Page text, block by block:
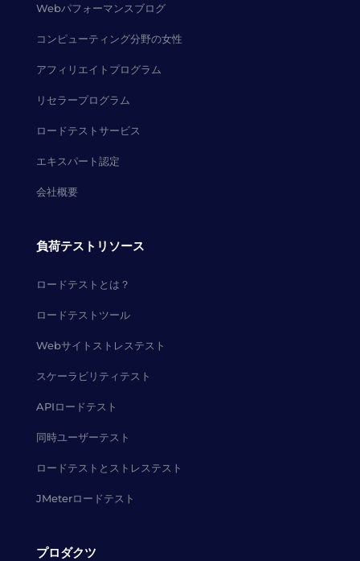
Webパフォーマンスブログ
コンピューティング分野の女性
アフィリエイトプログラム
リセラープログラム
ロードテストサービス
エキスパート認定
会社概要
負荷テストリソース
ロードテストとは？
ロードテストツール
Webサイトストレステスト
スケーラビリティテスト
APIロードテスト
同時ユーザーテスト
ロードテストとストレステスト
JMeterロードテスト
プロダクツ